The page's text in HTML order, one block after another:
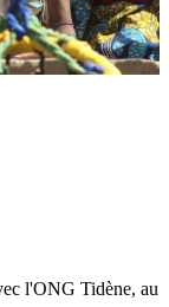
l'ONG Tidène, au